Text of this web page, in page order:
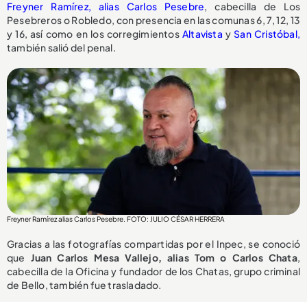
Freyner Ramírez, alias Carlos Pesebre , cabecilla de Los
Pesebreros o Robledo, con presencia en las comunas 6, 7, 12, 13
y 16, así como en los corregimientos Altavista ySan Cristóbal,
también salió del penal.
Freyner Ramírez alias Carlos Pesebre. FOTO: JULIO CÉSAR HERRERA
Gracias a las fotografías compartidas por el Inpec, se conoció
que
Juan Carlos Mesa Vallejo, alias Tom o Carlos Chata,
cabecilla de la Oficina y fundador de los Chatas, grupo criminal
de Bello, también fue trasladado.